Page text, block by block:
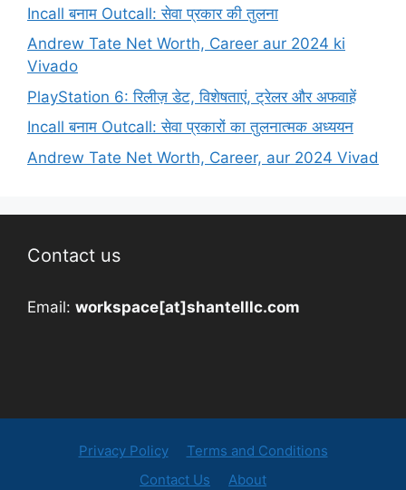
Incall बनाम Outcall: सेवा प्रकार की तुलना
Andrew Tate Net Worth, Career aur 2024 ki
Vivado
PlayStation 6: रिलीज़ डेट, विशेषताएं, ट्रेलर और अफवाहें
Incall बनाम Outcall: सेवा प्रकारों का तुलनात्मक अध्ययन
Andrew Tate Net Worth, Career, aur 2024 Vivad
Contact us
Email: workspace[at]shantelllc.com
Privacy Policy
Terms and Conditions
Contact Us
About